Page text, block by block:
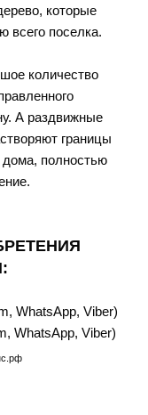
которые
всего поселка.
количество
А раздвижные
границы
дома, полностью
WhatsАpp, Viber)
WhatsАpp, Viber)
.рф